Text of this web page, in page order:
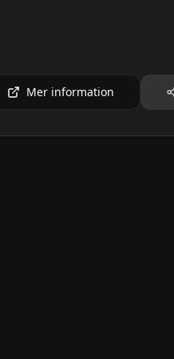
Mer information